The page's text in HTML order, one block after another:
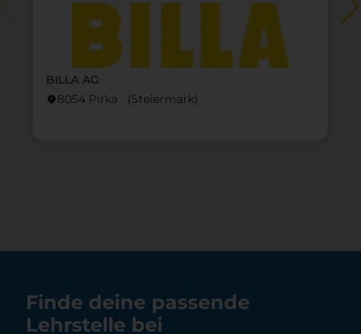
BILLA AG
location_on8054 Pirka (Steier­mark)
Finde deine passende
Lehrstelle bei